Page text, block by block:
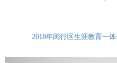
2018年闵行区生涯教育一